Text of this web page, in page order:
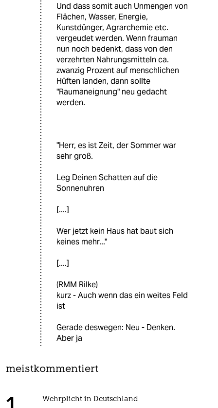
Und dass somit auch Unmengen von
Flächen, Wasser, Energie,
Kunstdünger, Agrarchemie etc.
vergeudet werden. Wenn frauman
nun noch bedenkt, dass von den
verzehrten Nahrungsmitteln ca.
zwanzig Prozent auf menschlichen
Hüften landen, dann sollte
"Raumaneignung" neu gedacht
werden.
"Herr, es ist Zeit, der Sommer war
sehr groß.
Leg Deinen Schatten auf die
Sonnenuhren
[....]
Wer jetzt kein Haus hat baut sich
keines mehr..."
[....]
(RMM Rilke)
kurz - Auch wenn das ein weites Feld
ist
Gerade deswegen: Neu - Denken.
Aber ja
meistkommentiert
Wehrplicht in Deutschland